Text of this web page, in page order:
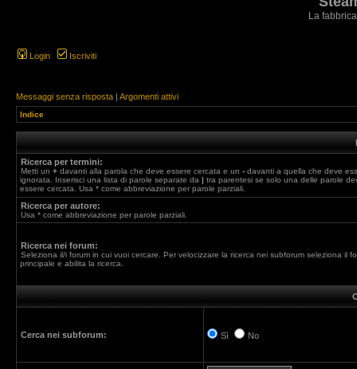
La
Login Iscriviti
Messaggi senza risposta | Argomenti attivi
Indice
Ricerca per termini:
Metti un + davanti alla parola che deve essere cercata e un - davanti a quella che deve
ignorata. Inserisci una lista di parole separate da | tra parentesi se solo una delle parole
essere cercata. Usa * come abbreviazione per parole parziali.
Ricerca per autore:
Usa * come abbreviazione per parole parziali.
Ricerca nei forum:
Seleziona il/i forum in cui vuoi cercare. Per velocizzare la ricerca nei subforum seleziona il
principale e abilita la ricerca.
Cerca nei subforum: Sì No